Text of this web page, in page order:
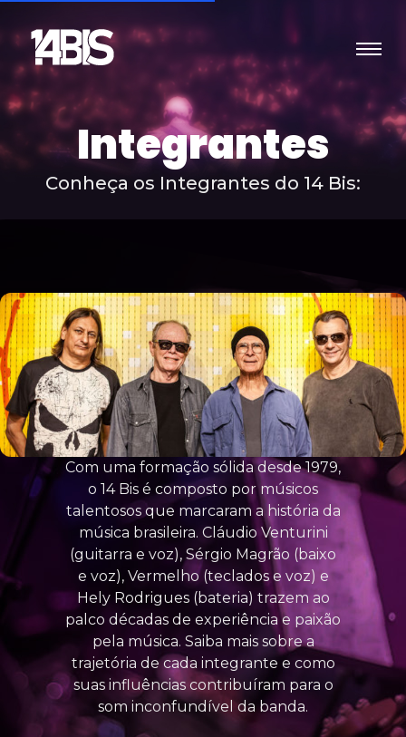
Integrantes
Conheça os Integrantes do 14 Bis:
Com uma formação sólida desde 1979,
o 14 Bis é composto por músicos
talentosos que marcaram a história da
música brasileira. Cláudio Venturini
(guitarra e voz), Sérgio Magrão (baixo
e voz), Vermelho (teclados e voz) e
Hely Rodrigues (bateria) trazem ao
palco décadas de experiência e paixão
pela música. Saiba mais sobre a
trajetória de cada integrante e como
suas influências contribuíram para o
som inconfundível da banda.